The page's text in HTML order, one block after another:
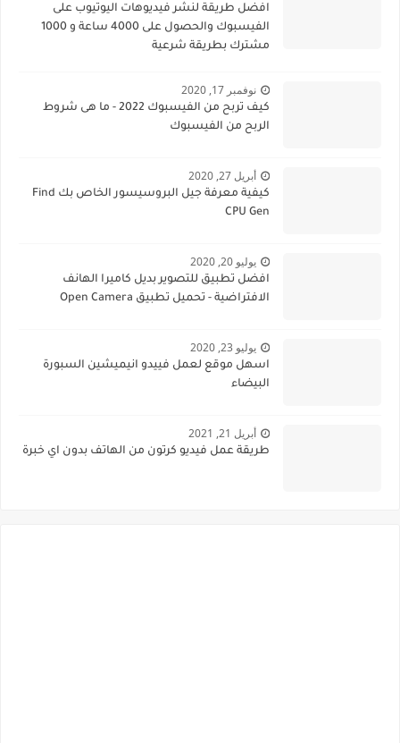
افضل طريقة لنشر فيديوهات اليوتيوب على
الفيسبوك والحصول على 4000 ساعة و 1000
مشترك بطريقة شرعية
نوفمبر 17, 2020
كيف تربح من الفيسبوك 2022 - ما هى شروط
الربح من الفيسبوك
أبريل 27, 2020
كيفية معرفة جيل البروسيسور الخاص بك Find
CPU Gen
يوليو 20, 2020
افضل تطبيق للتصوير بديل كاميرا الهانف
الافتراضية - تحميل تطبيق Open Camera
يوليو 23, 2020
اسهل موقع لعمل فييدو انيميشين السبورة
البيضاء
أبريل 21, 2021
طريقة عمل فيديو كرتون من الهاتف بدون اي خبرة